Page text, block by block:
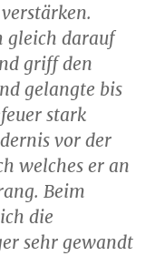
gleich darauf
griff den
gelangte bis
stark
vor der
welches er an
Beim
die
sehr gewandt